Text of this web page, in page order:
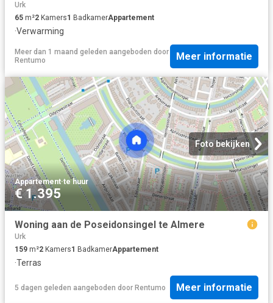
Urk
65 m²2 Kamers1 BadkamerAppartement
·Verwarming
Meer dan 1 maand geleden aangeboden door
Rentumo
Meer informatie
Foto bekijken
Appartement·te huur
€ 1.395
Woning aan de Poseidonsingel te Almere
Urk
159 m²2 Kamers1 BadkamerAppartement
·Terras
5 dagen geleden aangeboden door Rentumo Meer informatie